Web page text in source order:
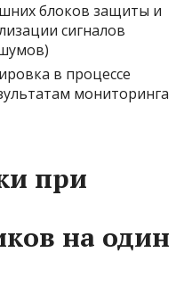
блоков защиты и
сигналов
в процессе
мониторинга
при
на один